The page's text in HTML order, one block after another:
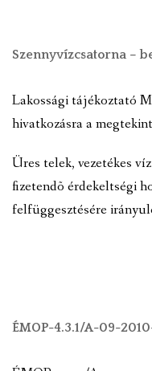
Szennyvízcsatorna –
Lakossági tájékoztató
hivatkozásra a
Üres telek, vezetékes
fizetendõ érdekeltségi
felfüggesztésére
ÉMOP-4.3.1/A-09-